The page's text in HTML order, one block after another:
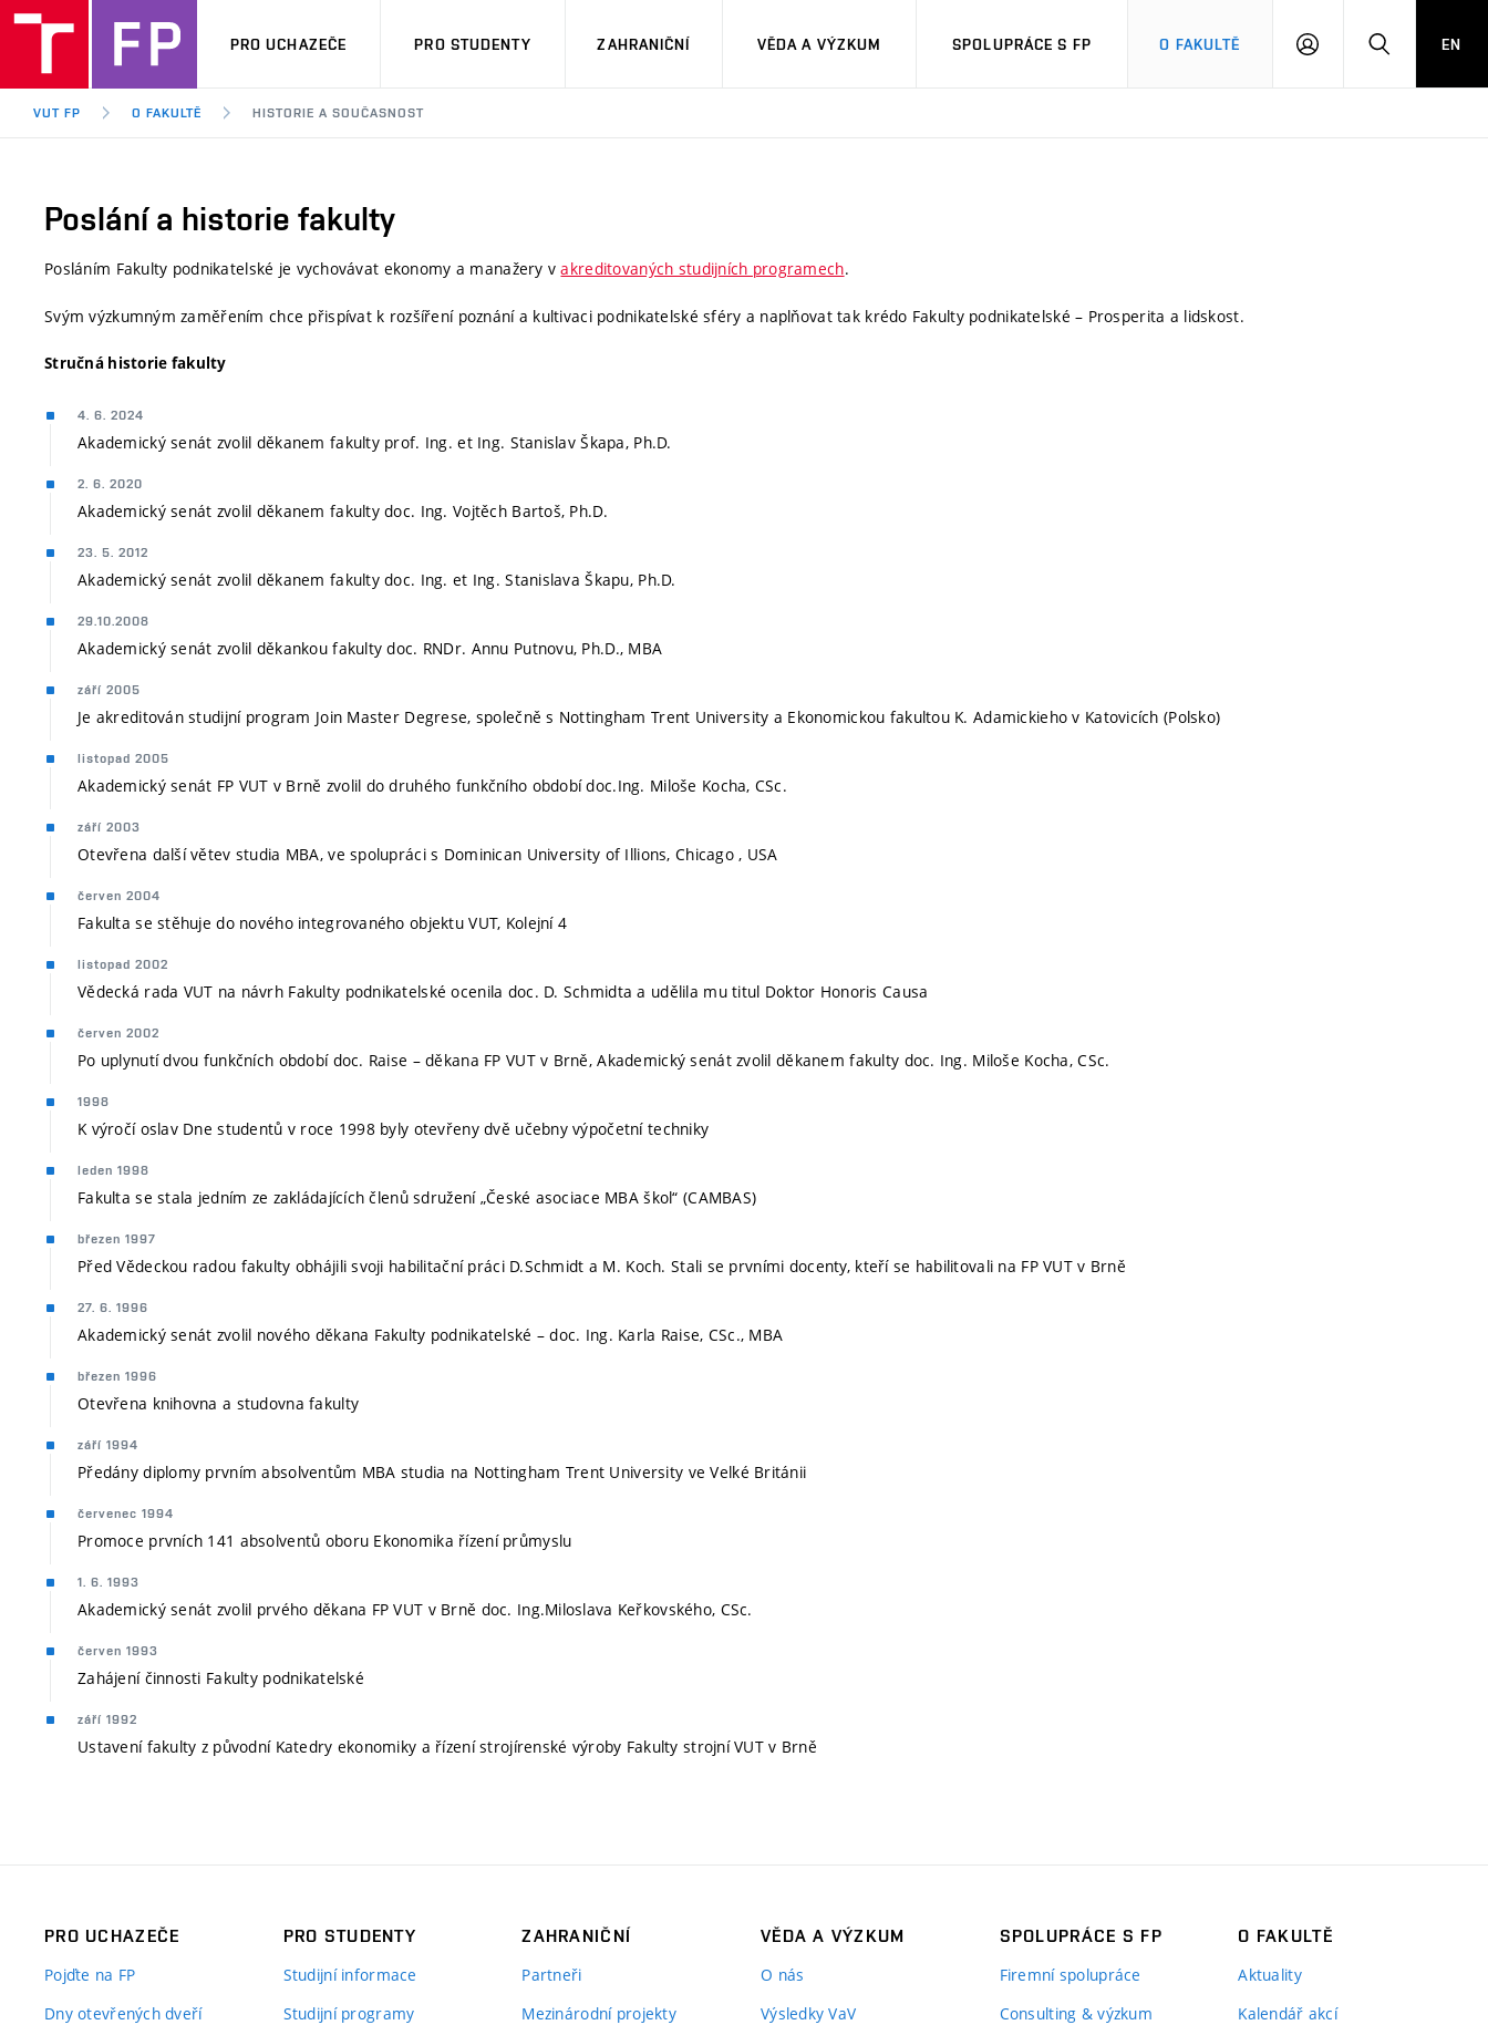
PRO UCHAZEČE PRO STUDENTY ZAHRANIČNÍ VĚDA A VÝZKUM SPOLUPRÁCE S FP O FAKULTĚ
PŘIHLÁSITHLEDAT
EN
VUT FP O FAKULTĚ HISTORIE A SOUČASNOST
Poslání a historie fakulty
Posláním Fakulty podnikatelské je vychovávat ekonomy a manažery vakreditovaných studijních programech.
Svým výzkumným zaměřením chce přispívat k rozšíření poznání a kultivaci podnikatelské sféry a naplňovat tak krédo Fakulty podnikatelské – Prosperita a lidskost.
Stručná historie fakulty
4. 6. 2024
Akademický senát zvolil děkanem fakulty prof. Ing. et Ing. Stanislav Škapa, Ph.D.
2. 6. 2020
Akademický senát zvolil děkanem fakulty doc. Ing. Vojtěch Bartoš, Ph.D.
23. 5. 2012
Akademický senát zvolil děkanem fakulty doc. Ing. et Ing. Stanislava Škapu, Ph.D.
29.10.2008
Akademický senát zvolil děkankou fakulty doc. RNDr. Annu Putnovu, Ph.D., MBA
září 2005
Je akreditován studijní program Join Master Degrese, společně s Nottingham Trent University a Ekonomickou fakultou K. Adamickieho v Katovicích (Polsko)
listopad 2005
Akademický senát FP VUT v Brně zvolil do druhého funkčního období doc.Ing. Miloše Kocha, CSc.
září 2003
Otevřena další větev studia MBA, ve spolupráci s Dominican University of Illions, Chicago , USA
červen 2004
Fakulta se stěhuje do nového integrovaného objektu VUT, Kolejní 4
listopad 2002
Vědecká rada VUT na návrh Fakulty podnikatelské ocenila doc. D. Schmidta a udělila mu titul Doktor Honoris Causa
červen 2002
Po uplynutí dvou funkčních období doc. Raise – děkana FP VUT v Brně, Akademický senát zvolil děkanem fakulty doc. Ing. Miloše Kocha, CSc.
1998
K výročí oslav Dne studentů v roce 1998 byly otevřeny dvě učebny výpočetní techniky
leden 1998
Fakulta se stala jedním ze zakládajících členů sdružení „České asociace MBA škol“ (CAMBAS)
březen 1997
Před Vědeckou radou fakulty obhájili svoji habilitační práci D.Schmidt a M. Koch. Stali se prvními docenty, kteří se habilitovali na FP VUT v Brně
27. 6. 1996
Akademický senát zvolil nového děkana Fakulty podnikatelské – doc. Ing. Karla Raise, CSc., MBA
březen 1996
Otevřena knihovna a studovna fakulty
září 1994
Předány diplomy prvním absolventům MBA studia na Nottingham Trent University ve Velké Británii
červenec 1994
Promoce prvních 141 absolventů oboru Ekonomika řízení průmyslu
1. 6. 1993
Akademický senát zvolil prvého děkana FP VUT v Brně doc. Ing.Miloslava Keřkovského, CSc.
červen 1993
Zahájení činnosti Fakulty podnikatelské
září 1992
Ustavení fakulty z původní Katedry ekonomiky a řízení strojírenské výroby Fakulty strojní VUT v Brně
PRO UCHAZEČE
Pojďte na FP
Dny otevřených dveří
PRO STUDENTY
Studijní informace
Studijní programy
ZAHRANIČNÍ
Partneři
Mezinárodní projekty
VĚDA A VÝZKUM
O nás
Výsledky VaV
SPOLUPRÁCE S FP
Firemní spolupráce
Consulting & výzkum
O FAKULTĚ
Aktuality
Kalendář akcí